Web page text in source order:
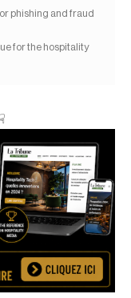
phishing and fraud
for the hospitality